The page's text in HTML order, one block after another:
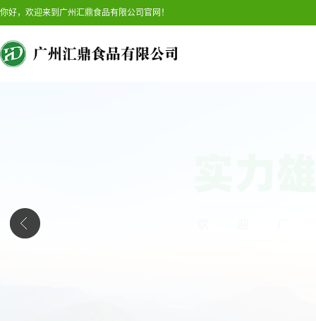
你好，欢迎来到广州汇鼎食品有限公司官网！